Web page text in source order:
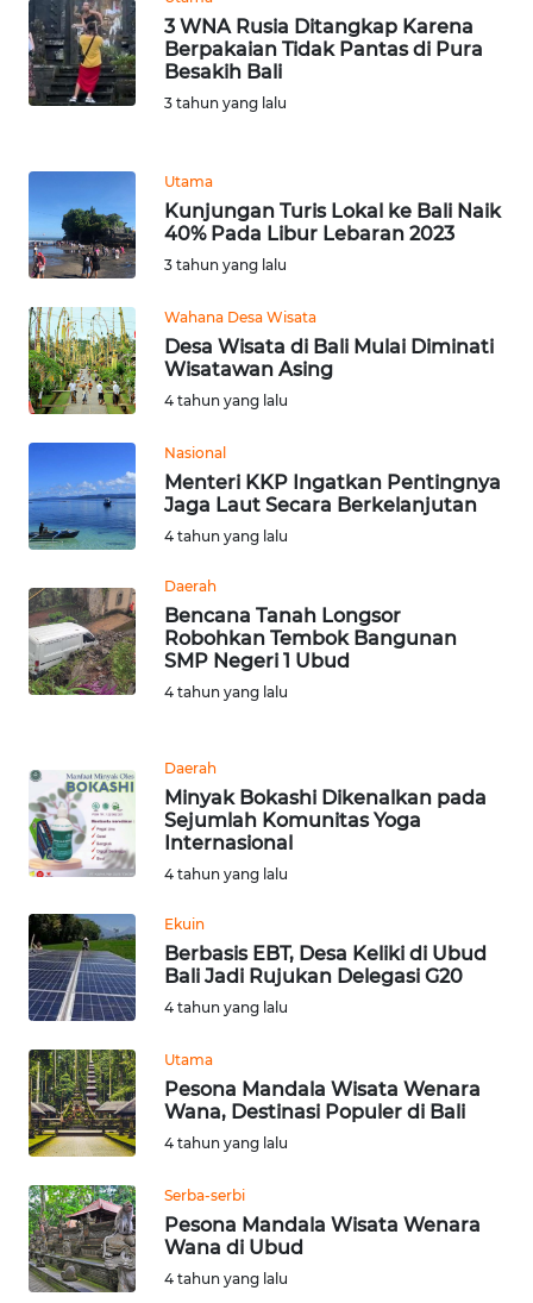
3 WNA Rusia Ditangkap Karena
Berpakaian Tidak Pantas di Pura
Besakih Bali
3 tahun yang lalu
Utama
Kunjungan Turis Lokal ke Bali Naik
40% Pada Libur Lebaran 2023
3 tahun yang lalu
Wahana Desa Wisata
Desa Wisata di Bali Mulai Diminati
Wisatawan Asing
4 tahun yang lalu
Nasional
Menteri KKP Ingatkan Pentingnya
Jaga Laut Secara Berkelanjutan
4 tahun yang lalu
Daerah
Bencana Tanah Longsor
Robohkan Tembok Bangunan
SMP Negeri 1 Ubud
4 tahun yang lalu
Daerah
Minyak Bokashi Dikenalkan pada
Sejumlah Komunitas Yoga
Internasional
4 tahun yang lalu
Ekuin
Berbasis EBT, Desa Keliki di Ubud
Bali Jadi Rujukan Delegasi G20
4 tahun yang lalu
Utama
Pesona Mandala Wisata Wenara
Wana, Destinasi Populer di Bali
4 tahun yang lalu
Serba-serbi
Pesona Mandala Wisata Wenara
Wana di Ubud
4 tahun yang lalu
WN
BANTEN
NTT
WN
KEPRI
WN
PAPUA
WN
PAPUA
WN
RIAU
WN
SERAMBI
WN
SULTRA
WN
WN
SULTENG
WN
SULBAR
WN
WN
SUMBAR